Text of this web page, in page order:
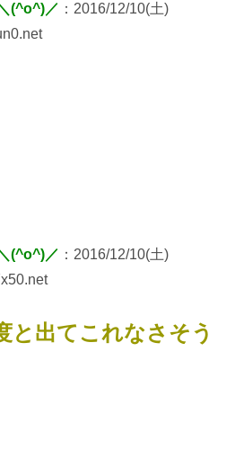
(^o^)／ ：2016/12/10(土)
(^o^)／ ：2016/12/10(土)
と出てこれなさそう